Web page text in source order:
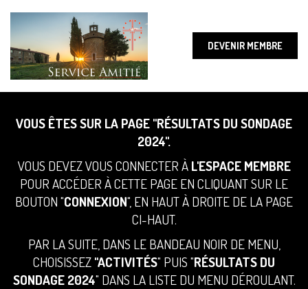
DEVENIR MEMBRE
VOUS ÊTES SUR LA PAGE "RÉSULTATS DU SONDAGE
2024".
VOUS DEVEZ VOUS CONNECTER À L'ESPACE MEMBRE
POUR ACCÉDER À CETTE PAGE EN CLIQUANT SUR LE
BOUTON "CONNEXION", EN HAUT À DROITE DE LA PAGE
CI-HAUT.
PAR LA SUITE, DANS LE BANDEAU NOIR DE MENU,
CHOISISSEZ "ACTIVITÉS" PUIS "RÉSULTATS DU
SONDAGE 2024" DANS LA LISTE DU MENU DÉROULANT.